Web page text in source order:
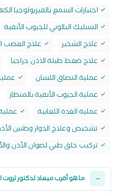
اختبارات السمع بالفيزيولوجيا
التسليك البالوني للجيوب الأنفية
علاج الشخير
علاج العصب
علاج ضغط طبلة الاذن جراحيا
عملية التصاق اللسان
عملية الجيوب الأنفية بالمنظار
عملية الغدة اللعابية
تشخيص وعلاج الدوار وطنين
تركيب حلق طبي لصوان الأذن
ما هو أقرب ميعاد لدكتور